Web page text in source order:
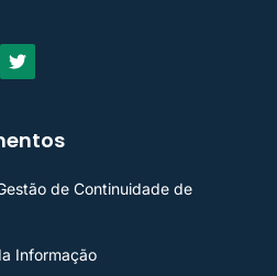
de Continuidade de
Informação